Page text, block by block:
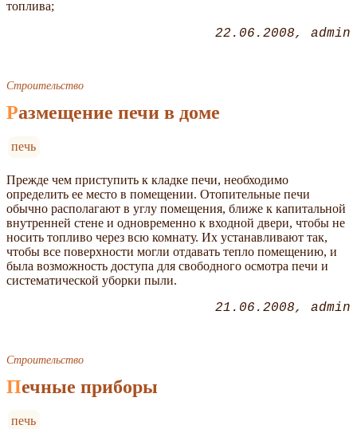
топлива;
22.06.2008 admin
Строительство
Размещение печи в доме
печь
Прежде чем приступить к кладке печи, необходимо
определить ее место в помещении. Отопительные печи
обычно располагают в углу помещения, ближе к капитальной
внутренней стене и одновременно к входной двери, чтобы не
носить топливо через всю комнату. Их устанавливают так,
чтобы все поверхности могли отдавать тепло помещению, и
была возможность доступа для свободного осмотра печи и
систематической уборки пыли.
21.06.2008 admin
Строительство
Печные приборы
печь